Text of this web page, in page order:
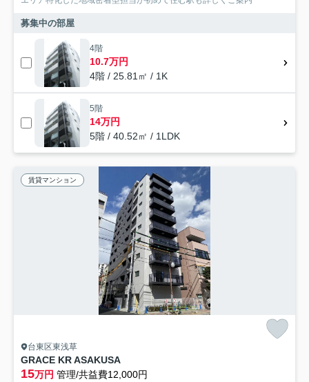
募集中の部屋
4階
10.7万円
4階 / 25.81㎡ / 1K
5階
14万円
5階 / 40.52㎡ / 1LDK
賃貸マンション
台東区東浅草
GRACE KR ASAKUSA
15万円 管理/共益費12,000円